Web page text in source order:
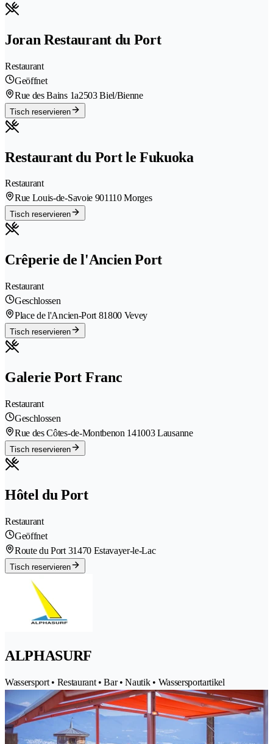
Joran Restaurant du Port
Restaurant
Geöffnet
Rue des Bains 1a2503 Biel/Bienne
Tisch reservieren
Restaurant du Port le Fukuoka
Restaurant
Rue Louis-de-Savoie 901110 Morges
Tisch reservieren
Crêperie de l'Ancien Port
Restaurant
Geschlossen
Place de l'Ancien-Port 81800 Vevey
Tisch reservieren
Galerie Port Franc
Restaurant
Geschlossen
Rue des Côtes-de-Montbenon 141003 Lausanne
Tisch reservieren
Hôtel du Port
Restaurant
Geöffnet
Route du Port 31470 Estavayer-le-Lac
Tisch reservieren
ALPHASURF
Wassersport • Restaurant • Bar • Nautik • Wassersportartikel